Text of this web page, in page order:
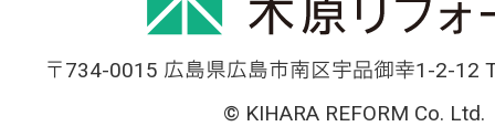
〒734-0015 広島県広島市南区宇品御幸1-2-12
© KIHARA REFORM Co. Ltd.